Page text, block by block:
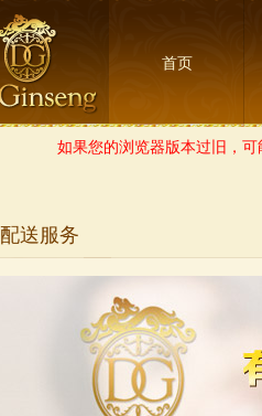
首页
如果您的浏览器版本过旧，
配送服务